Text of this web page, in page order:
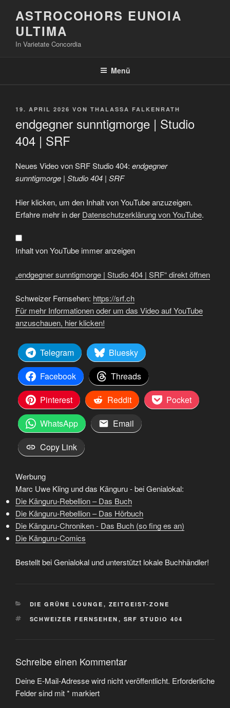
Inhalt
springen
ASTROCOHORS EUNOIA
ULTIMA
In Varietate Concordia
Menü
VERÖFFENTLICHT
19. APRIL 2026 VON THALASSA FALKENRATH
endgegner sunntigmorge | Studio
404 | SRF
Neues Video von SRF Studio 404: endgegner
sunntigmorge | Studio 404 | SRF
„endgegner
sunntigmorge
|
Studio
|
SRF“
von
YouTube
Hier klicken, um den Inhalt von YouTube anzuzeigen.
Erfahre mehr in der Datenschutzerklärung von YouTube.
Inhalt von YouTube immer anzeigen
„endgegner sunntigmorge | Studio 404 | SRF“ direkt öffnen
Schweizer Fernsehen: https://srf.ch
Für mehr Informationen oder um das Video auf YouTube
anzuschauen, hier klicken!
Telegram
Bluesky
Facebook
Threads
Pinterest
Reddit
Pocket
WhatsApp
Email
Copy Link
Werbung
Marc Uwe Kling und das Känguru - bei Genialokal:
Die Känguru-Rebellion – Das Buch
Die Känguru-Rebellion – Das Hörbuch
Die Känguru-Chroniken - Das Buch (so fing es an)
Die Känguru-Comics
Bestellt bei Genialokal und unterstützt lokale Buchhändler!
KATEGORIEN
DIE GRÜNE LOUNGE , ZEITGEIST-ZONE
SCHLAGWÖRTER
SCHWEIZER FERNSEHEN , SRF STUDIO 404
Schreibe einen Kommentar
Deine E-Mail-Adresse wird nicht veröffentlicht. Erforderliche
Felder sind mit* markiert